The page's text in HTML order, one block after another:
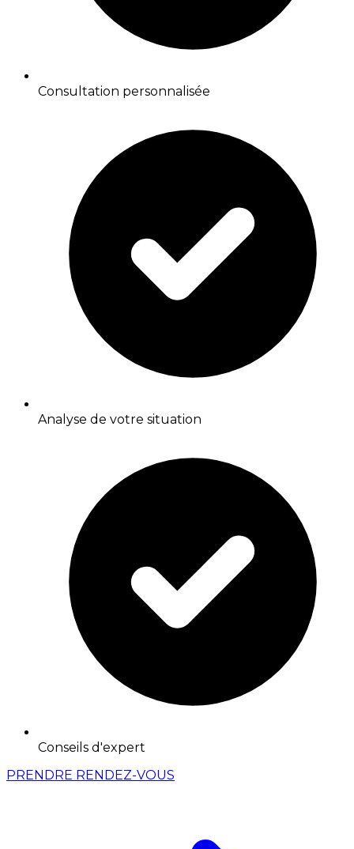
Consultation personnalisée
Analyse de votre situation
Conseils d'expert
PRENDRE RENDEZ-VOUS